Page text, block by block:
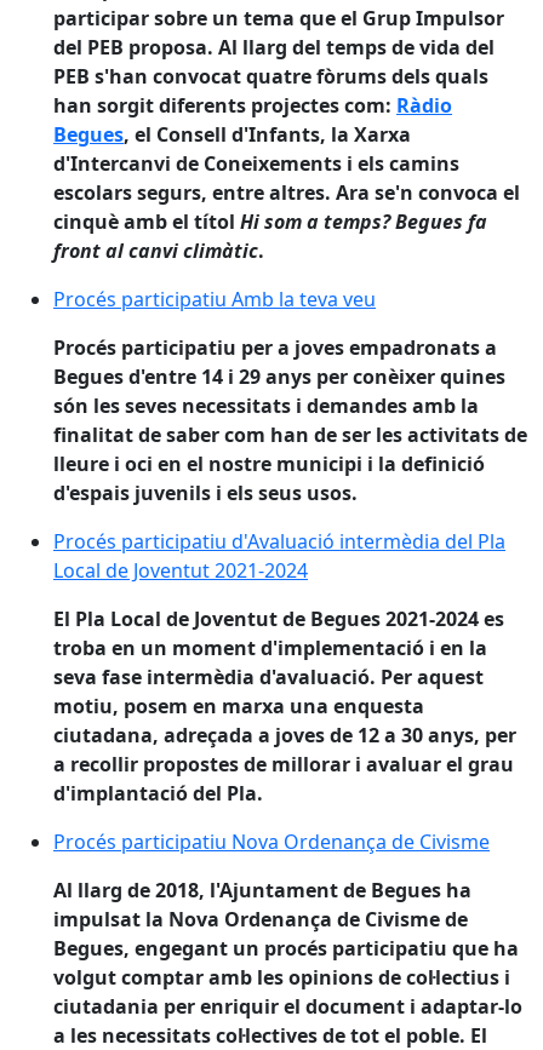
participar sobre un tema que el Grup Impulsor
del PEB proposa. Al llarg del temps de vida del
PEB s'han convocat quatre fòrums dels quals
han sorgit diferents projectes com: Ràdio
Begues, el Consell d'Infants, la Xarxa
d'Intercanvi de Coneixements i els camins
escolars segurs, entre altres. Ara se'n convoca el
cinquè amb el títol Hi som a temps? Begues fa
front al canvi climàtic.
Procés participatiu Amb la teva veu
Procés participatiu Amb la teva veu
Procés participatiu per a joves empadronats a
Begues d'entre 14 i 29 anys per conèixer quines
són les seves necessitats i demandes amb la
finalitat de saber com han de ser les activitats de
lleure i oci en el nostre municipi i la definició
d'espais juvenils i els seus usos.
Procés participatiu d'Avaluació intermèdia del Pla
Procés participatiu d'Avaluació intermèdia del Pla
Local de Joventut 2021-2024
El Pla Local de Joventut de Begues 2021-2024 es
troba en un moment d'implementació i en la
seva fase intermèdia d'avaluació. Per aquest
motiu, posem en marxa una enquesta
ciutadana, adreçada a joves de 12 a 30 anys, per
a recollir propostes de millorar i avaluar el grau
d'implantació del Pla.
Procés participatiu Nova Ordenança de Civisme
Procés participatiu Nova Ordenança de Civisme
Al llarg de 2018, l'Ajuntament de Begues ha
impulsat la Nova Ordenança de Civisme de
Begues, engegant un procés participatiu que ha
volgut comptar amb les opinions de col·lectius i
ciutadania per enriquir el document i adaptar-lo
a les necessitats col·lectives de tot el poble. El